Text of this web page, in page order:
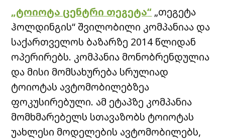
„ტოიოტა ცენტრი თეგეტა“ „თეგეტა
ჰოლდინგის“ შვილობილი კომპანიაა და
საქართველოს ბაზარზე 2014 წლიდან
ოპერირებს. კომპანია მონობრენდულია
და მისი მომსახურება სრულიად
ტოიოტას ავტომობილებზეა
ფოკუსირებული. ამ ეტაპზე კომპანია
მომხმარებელს სთავაზობს ტოიოტას
უახლესი მოდელების ავტომობილებს,